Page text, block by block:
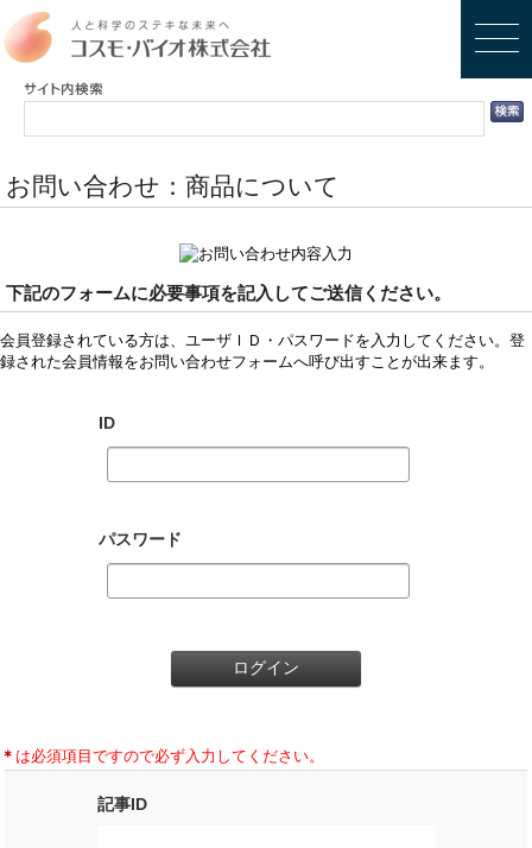
お問い合わせ：商品について
下記のフォームに必要事項を記入してご送信ください。
会員登録されている方は、ユーザＩＤ・パスワードを入力してください。登
録された会員情報をお問い合わせフォームへ呼び出すことが出来ます。
ID
パスワード
＊ は必須項目ですので必ず入力してください。
記事ID